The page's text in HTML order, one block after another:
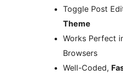
Toggle Post
Theme
Works Perfect
Browsers
Well-Coded,